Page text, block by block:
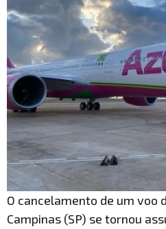
O cancelamento de um voo
Campinas (SP) se tornou